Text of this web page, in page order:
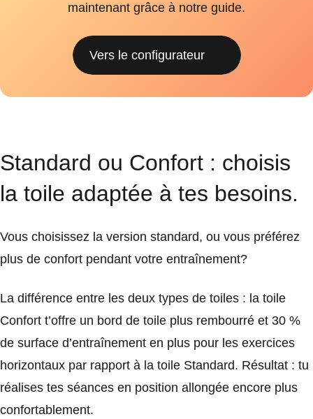
maintenant grâce à notre guide.
Vers le configurateur
Standard ou Confort : choisis
la toile adaptée à tes besoins.
Vous choisissez la version standard, ou vous préférez
plus de confort pendant votre entraînement?
La différence entre les deux types de toiles : la toile
Confort t’offre un bord de toile plus rembourré et 30 %
de surface d’entraînement en plus pour les exercices
horizontaux par rapport à la toile Standard. Résultat : tu
réalises tes séances en position allongée encore plus
confortablement.